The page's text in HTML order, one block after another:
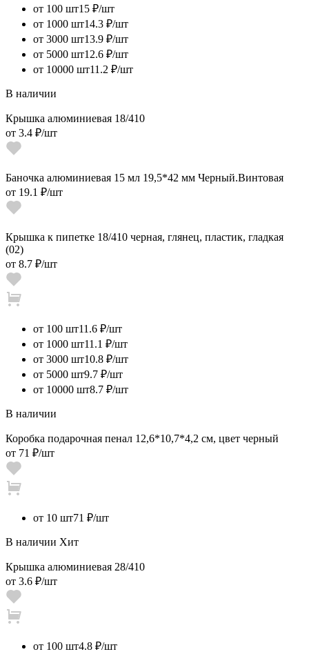
от 100 шт15 ₽/шт
от 1000 шт14.3 ₽/шт
от 3000 шт13.9 ₽/шт
от 5000 шт12.6 ₽/шт
от 10000 шт11.2 ₽/шт
В наличии
Крышка алюминиевая 18/410
от 3.4 ₽/шт
Баночка алюминиевая 15 мл 19,5*42 мм Черный.Винтовая
от 19.1 ₽/шт
Крышка к пипетке 18/410 черная, глянец, пластик, гладкая
(02)
от 8.7 ₽/шт
от 100 шт11.6 ₽/шт
от 1000 шт11.1 ₽/шт
от 3000 шт10.8 ₽/шт
от 5000 шт9.7 ₽/шт
от 10000 шт8.7 ₽/шт
В наличии
Коробка подарочная пенал 12,6*10,7*4,2 см, цвет черный
от 71 ₽/шт
от 10 шт71 ₽/шт
В наличии Хит
Крышка алюминиевая 28/410
от 3.6 ₽/шт
от 100 шт4.8 ₽/шт